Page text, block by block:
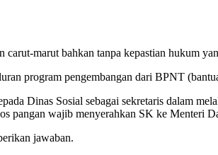
marut bahkan tanpa kepastian hukum
program pengembangan dari BPNT
Dinas Sosial sebagai sekretaris dalam
pangan wajib menyerahkan SK ke Menteri
jawaban.